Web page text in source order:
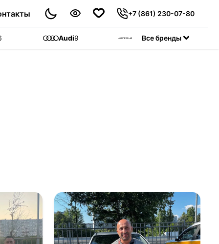
+7 (861) 230-07-80
Audi9 Jetour55
Все бренды